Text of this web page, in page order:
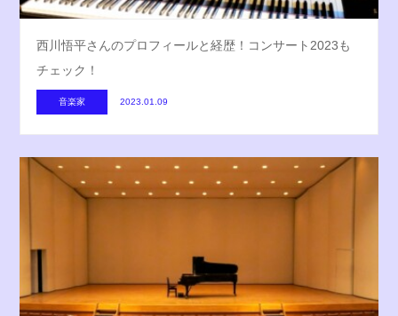
西川悟平さんのプロフィールと経歴！コンサート2023も
チェック！
音楽家 2023.01.09